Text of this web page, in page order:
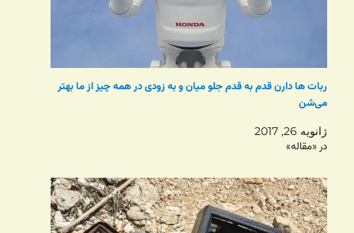
ربات ها دارن قدم به قدم جلو میان و به زودی در همه چیز از ما بهتر
می‌شن
ژانویه 26, 2017
در «مقاله»